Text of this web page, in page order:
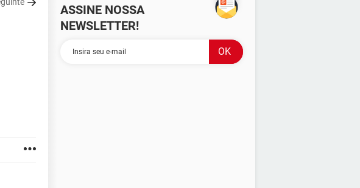
ASSINE NOSSA
NEWSLETTER!